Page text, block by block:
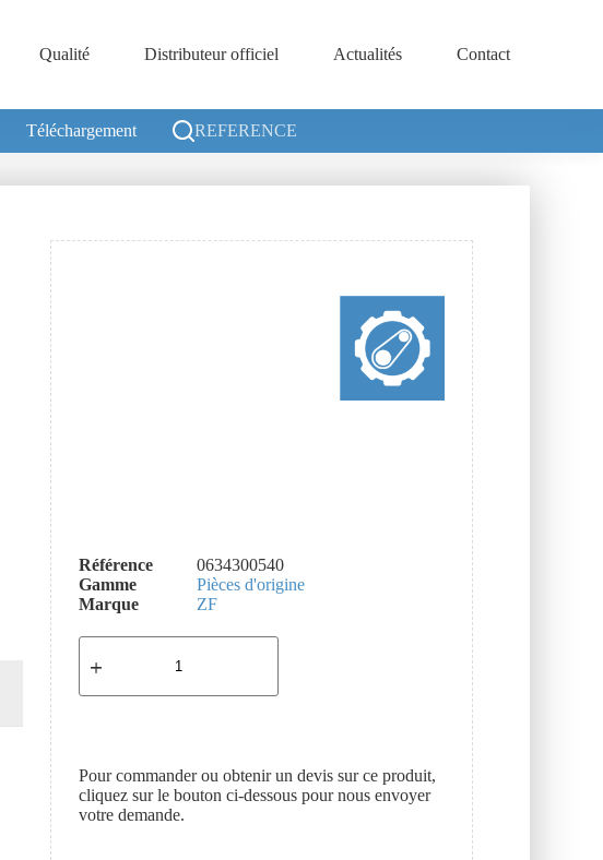
Qualité Distributeur officiel Actualités Contact
Téléchargement REFERENCE
Référence
0634300540
Gamme
Pièces d'origine
Marque
ZF
Pour commander ou obtenir un devis sur ce produit,
cliquez sur le bouton ci-dessous pour nous envoyer
votre demande.